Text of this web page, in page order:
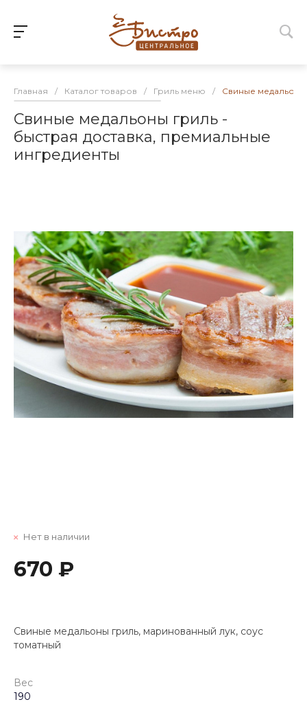
Главная / Каталог товаров / Гриль меню / Свиные медальоны
Свиные медальоны гриль -
быстрая доставка, премиальные
ингредиенты
Нет в наличии
670 ₽
Свиные медальоны гриль, маринованный лук, соус
томатный
Вес
190